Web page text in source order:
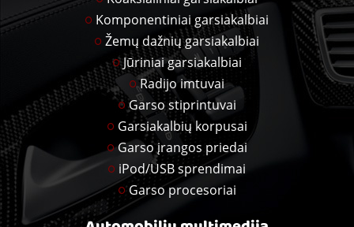
Komponentiniai garsiakalbiai
Žemų dažnių garsiakalbiai
Jūriniai garsiakalbiai
Radijo imtuvai
Garso stiprintuvai
Garsiakalbių korpusai
Garso įrangos priedai
iPod/USB sprendimai
Garso procesoriai